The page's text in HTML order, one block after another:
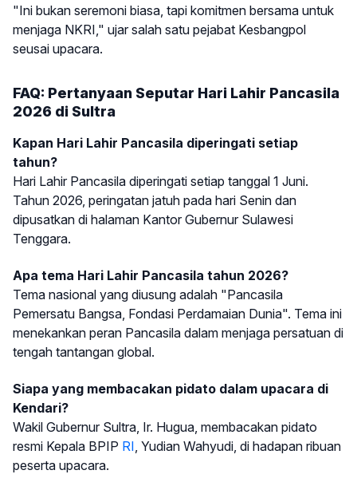
"Ini bukan seremoni biasa, tapi komitmen bersama untuk
menjaga NKRI," ujar salah satu pejabat Kesbangpol
seusai upacara.
FAQ: Pertanyaan Seputar Hari Lahir Pancasila
2026 di Sultra
Kapan Hari Lahir Pancasila diperingati setiap
tahun?
Hari Lahir Pancasila diperingati setiap tanggal 1 Juni.
Tahun 2026, peringatan jatuh pada hari Senin dan
dipusatkan di halaman Kantor Gubernur Sulawesi
Tenggara.
Apa tema Hari Lahir Pancasila tahun 2026?
Tema nasional yang diusung adalah "Pancasila
Pemersatu Bangsa, Fondasi Perdamaian Dunia". Tema ini
menekankan peran Pancasila dalam menjaga persatuan di
tengah tantangan global.
Siapa yang membacakan pidato dalam upacara di
Kendari?
Wakil Gubernur Sultra, Ir. Hugua, membacakan pidato
resmi Kepala BPIP RI, Yudian Wahyudi, di hadapan ribuan
peserta upacara.